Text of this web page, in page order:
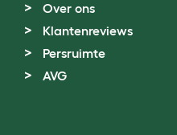
Over ons
Klantenreviews
Persruimte
AVG